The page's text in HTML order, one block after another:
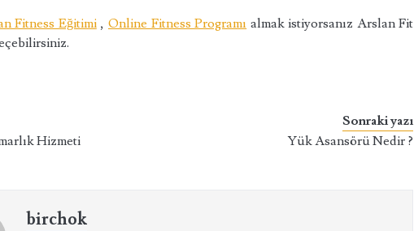
Fitness Eğitimi, Online Fitness Programı almak istiyorsanız Arslan Fit
Hizmeti
Sonraki yazı
Yük Asansörü Nedir ?
birchok